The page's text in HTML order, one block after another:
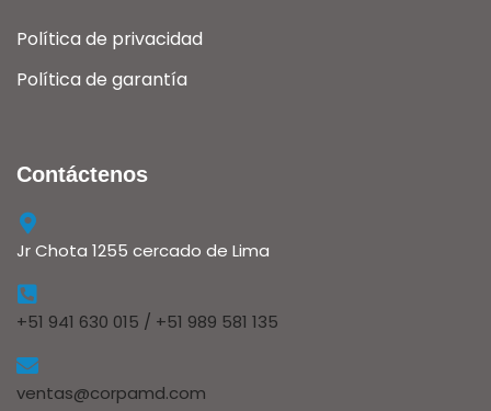
Política de privacidad
Política de garantía
Contáctenos
Jr Chota 1255 cercado de Lima
+51 941 630 015 / +51 989 581 135
ventas@corpamd.com